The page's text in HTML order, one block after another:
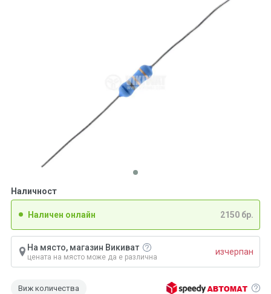
Наличност
Наличен онлайн 2150 бр.
На място, магазин Викиват
цената на място може да е различна
изчерпан
Виж количества